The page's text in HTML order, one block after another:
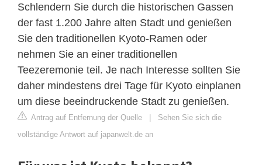
Schlendern Sie durch die historischen Gassen
der fast 1.200 Jahre alten Stadt und genießen
Sie den traditionellen Kyoto-Ramen oder
nehmen Sie an einer traditionellen
Teezeremonie teil. Je nach Interesse sollten Sie
daher mindestens drei Tage für Kyoto einplanen
um diese beeindruckende Stadt zu genießen.
Antrag auf Entfernung der Quelle | Sehen Sie sich die
vollständige Antwort auf japanwelt.de an